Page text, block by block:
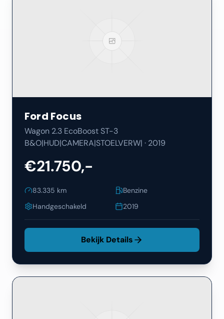
Ford Focus
Wagon 2.3 EcoBoost ST-3
B&O|HUD|CAMERA|STOELVERW| · 2019
€21.750,-
83.335 km
Benzine
Handgeschakeld
2019
Bekijk Details